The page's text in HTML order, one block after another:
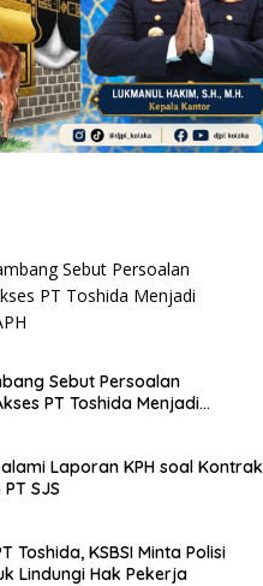
Sebut Persoalan
PT Toshida Menjadi
Laporan KPH soal Kontrak
SJS
Toshida, KSBSI Minta Polisi
Lindungi Hak Pekerja